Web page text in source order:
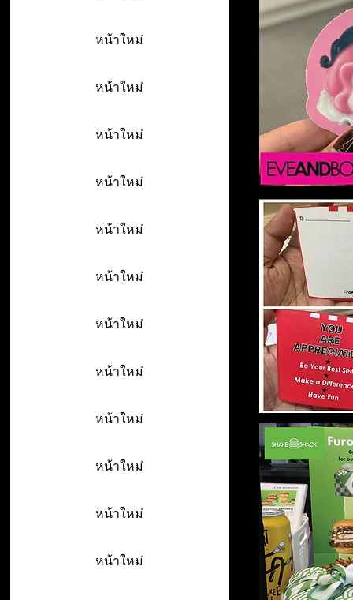
หน้าใหม่
หน้าใหม่
หน้าใหม่
หน้าใหม่
หน้าใหม่
หน้าใหม่
หน้าใหม่
หน้าใหม่
หน้าใหม่
หน้าใหม่
หน้าใหม่
หน้าใหม่